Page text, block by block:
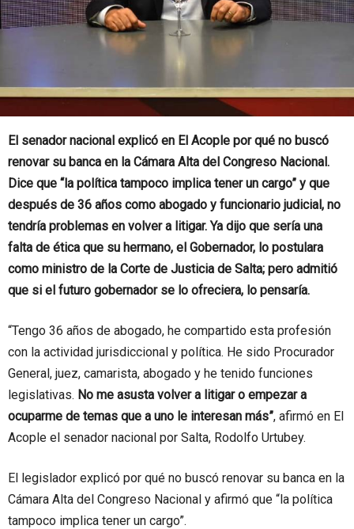
El senador nacional explicó en El Acople por qué no buscó
renovar su banca en la Cámara Alta del Congreso Nacional.
Dice que “la política tampoco implica tener un cargo” y que
después de 36 años como abogado y funcionario judicial, no
tendría problemas en volver a litigar. Ya dijo que sería una
falta de ética que su hermano, el Gobernador, lo postulara
como ministro de la Corte de Justicia de Salta; pero admitió
que si el futuro gobernador se lo ofreciera, lo pensaría.
“Tengo 36 años de abogado, he compartido esta profesión
con la actividad jurisdiccional y política. He sido Procurador
General, juez, camarista, abogado y he tenido funciones
legislativas. No me asusta volver a litigar o empezar a
ocuparme de temas que a uno le interesan más”, afirmó en El
Acople el senador nacional por Salta, Rodolfo Urtubey.
El legislador explicó por qué no buscó renovar su banca en la
Cámara Alta del Congreso Nacional y afirmó que “la política
tampoco implica tener un cargo”.